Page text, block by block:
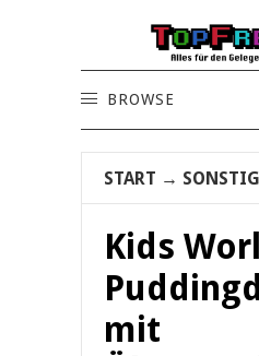
BROWSE
START →
Kids
mit